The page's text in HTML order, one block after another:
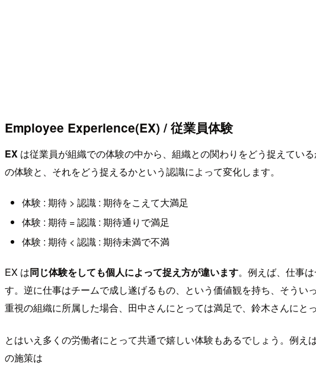
Employee Experience(EX) / 従業員体験
EX は従業員が組織での体験の中から、組織との関わりをどう捉えてい
の体験と、それをどう捉えるかという認識によって変化します。
体験 : 期待 > 認識 : 期待をこえて大満足
体験 : 期待 = 認識 : 期待通りで満足
体験 : 期待 < 認識 : 期待未満で不満
EX は同じ体験をしても個人によって捉え方が違います。例えば、仕事
す。逆に仕事はチームで成し遂げるもの、という価値観を持ち、そう
重視の組織に所属した場合、田中さんにとっては満足で、鈴木さんにと
とはいえ多くの労働者にとって共通で嬉しい体験もあるでしょう。例
の施策は